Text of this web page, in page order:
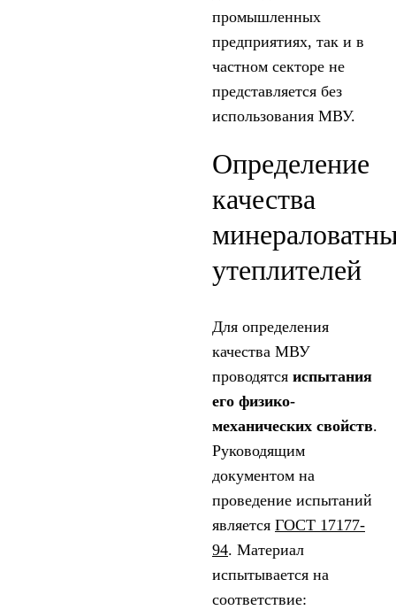
промышленных
предприятиях, так и в
частном секторе не
представляется без
использования МВУ.
Определение
качества
утеплителей
Для определения
качества МВУ
проводятся испытания
его физико-
механических свойств.
Руководящим
документом на
проведение испытаний
является ГОСТ 17177-
94. Материал
испытывается на
соответствие: